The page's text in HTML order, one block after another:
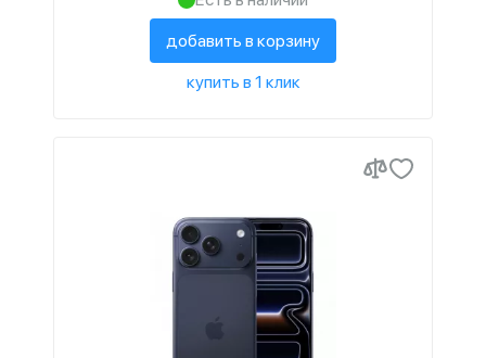
добавить в корзину
купить в 1 клик